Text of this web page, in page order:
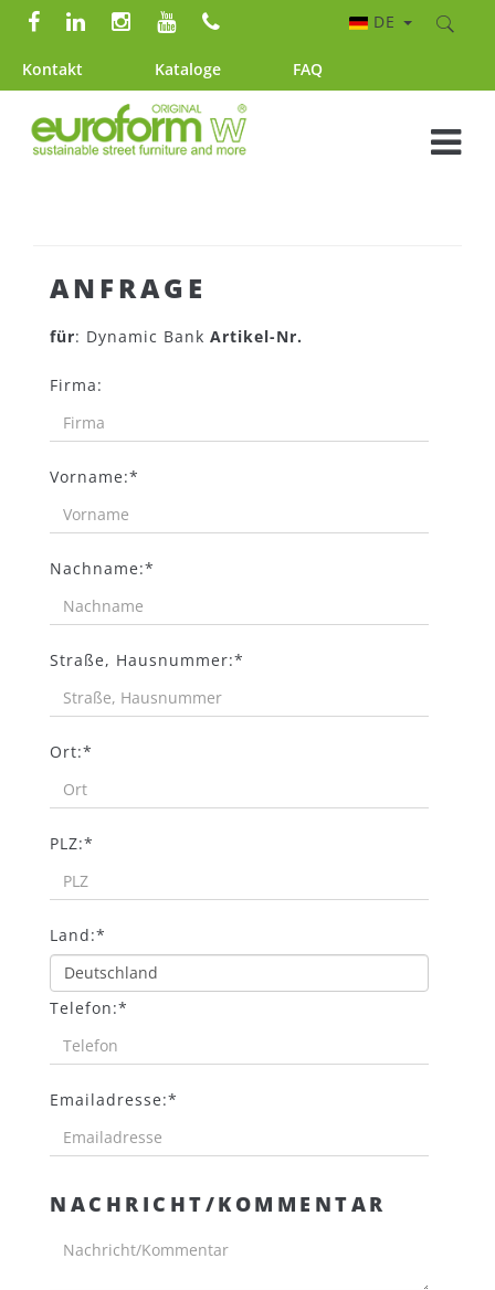
Kontakt Kataloge FAQ
DE
ANFRAGE
für: Dynamic Bank Artikel-Nr.
Firma:
Vorname:*
Nachname:*
Straße, Hausnummer:*
Ort:*
PLZ:*
Land:*
Telefon:*
Emailadresse:*
NACHRICHT/KOMMENTAR